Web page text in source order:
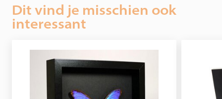
Dit vind je misschien ook
interessant